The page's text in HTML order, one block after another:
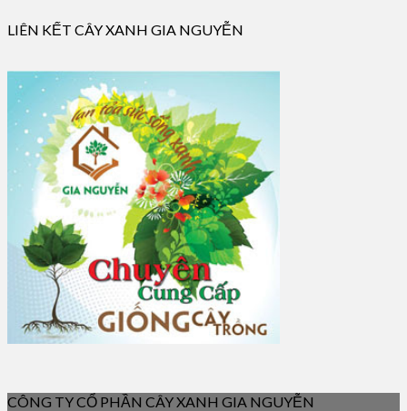
LIÊN KẾT CÂY XANH GIA NGUYỄN
CÔNG TY CỔ PHẦN CÂY XANH GIA NGUYỄN